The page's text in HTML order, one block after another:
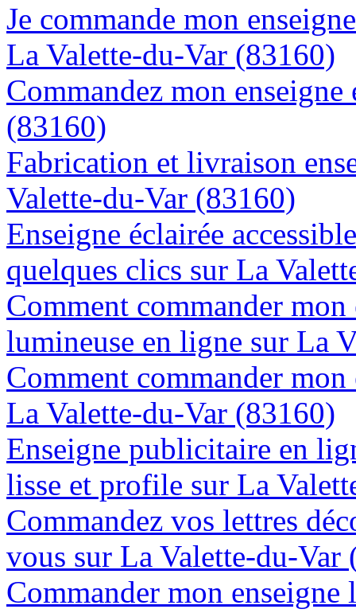
Je commande mon
La Valette-du-Var (83160)
Commandez mon
(83160)
Fabrication et livraison
Valette-du-Var (83160)
Enseigne éclairée
quelques clics sur La
Comment commander
lumineuse en ligne sur La
Comment commander
La Valette-du-Var (83160)
Enseigne publicitaire en
lisse et profile sur La
Commandez vos lettres
vous sur La Valette-du-Var
Commander mon